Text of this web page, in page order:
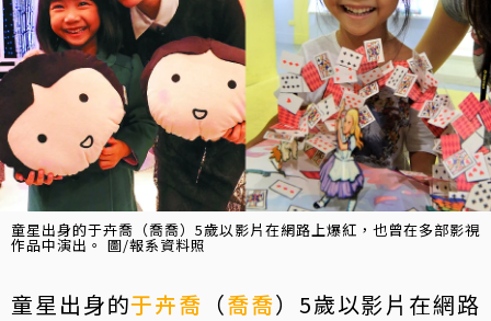
童星出身的于卉喬（喬喬）5歲以影片在網路上爆紅，也曾在多部影視
作品中演出。 圖/報系資料照
童星出身的于卉喬 （喬喬）5歲以影片在網路